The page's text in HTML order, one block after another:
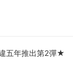
五年推出第2彈★